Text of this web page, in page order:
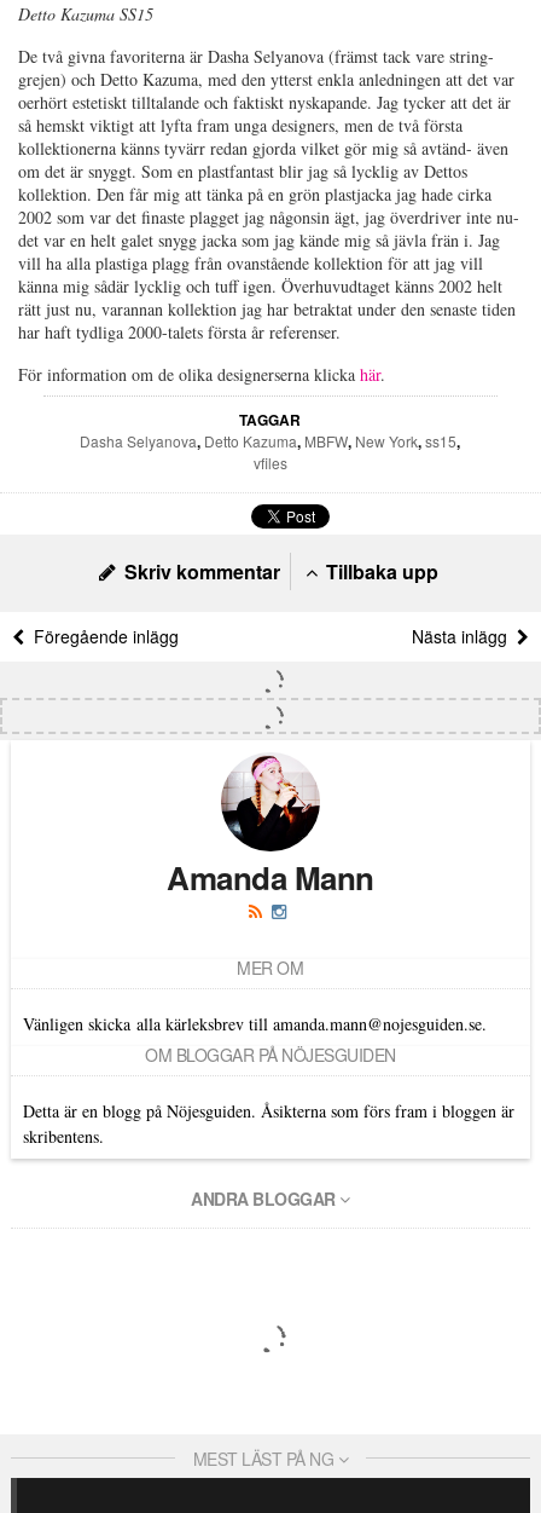
Detto Kazuma SS15
De två givna favoriterna är Dasha Selyanova (främst tack vare string-
grejen) och Detto Kazuma, med den ytterst enkla anledningen att det var
oerhört estetiskt tilltalande och faktiskt nyskapande. Jag tycker att det är
så hemskt viktigt att lyfta fram unga designers, men de två första
kollektionerna känns tyvärr redan gjorda vilket gör mig så avtänd- även
om det är snyggt. Som en plastfantast blir jag så lycklig av Dettos
kollektion. Den får mig att tänka på en grön plastjacka jag hade cirka
2002 som var det finaste plagget jag någonsin ägt, jag överdriver inte nu-
det var en helt galet snygg jacka som jag kände mig så jävla frän i. Jag
vill ha alla plastiga plagg från ovanstående kollektion för att jag vill
känna mig sådär lycklig och tuff igen. Överhuvudtaget känns 2002 helt
rätt just nu, varannan kollektion jag har betraktat under den senaste tiden
har haft tydliga 2000-talets första år referenser.
För information om de olika designerserna klicka här.
TAGGAR
Dasha Selyanova, Detto Kazuma, MBFW, New York,ss15,
vfiles
Skriv kommentar Tillbaka upp
Föregående inlägg Nästa inlägg
Amanda Mann
MER OM
Vänligen skicka alla kärleksbrev till amanda.mann@nojesguiden.se.
OM BLOGGAR PÅ NÖJESGUIDEN
Detta är en blogg på Nöjesguiden. Åsikterna som förs fram i bloggen är
skribentens.
ANDRA BLOGGAR
MEST LÄST PÅ NG